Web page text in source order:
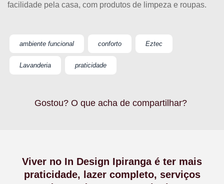
facilidade pela casa, com produtos de limpeza e roupas.
ambiente funcional conforto Eztec
Lavanderia praticidade
Gostou? O que acha de compartilhar?
Viver no In Design Ipiranga é ter mais
praticidade, lazer completo, serviços